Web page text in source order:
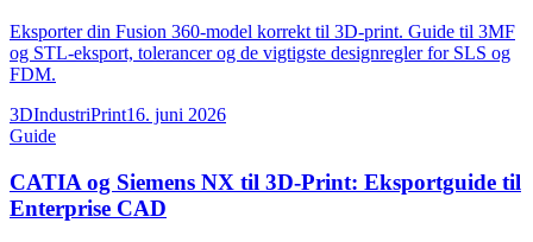
Eksporter din Fusion 360-model korrekt til 3D-print. Guide til 3MF
og STL-eksport, tolerancer og de vigtigste designregler for SLS og
FDM.
3DIndustriPrint16. juni 2026
Guide
CATIA og Siemens NX til 3D-Print: Eksportguide til
Enterprise CAD